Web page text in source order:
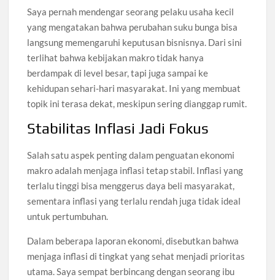
Saya pernah mendengar seorang pelaku usaha kecil
yang mengatakan bahwa perubahan suku bunga bisa
langsung memengaruhi keputusan bisnisnya. Dari sini
terlihat bahwa kebijakan makro tidak hanya
berdampak di level besar, tapi juga sampai ke
kehidupan sehari-hari masyarakat. Ini yang membuat
topik ini terasa dekat, meskipun sering dianggap rumit.
Stabilitas Inflasi Jadi Fokus
Salah satu aspek penting dalam penguatan ekonomi
makro adalah menjaga inflasi tetap stabil. Inflasi yang
terlalu tinggi bisa menggerus daya beli masyarakat,
sementara inflasi yang terlalu rendah juga tidak ideal
untuk pertumbuhan.
Dalam beberapa laporan ekonomi, disebutkan bahwa
menjaga inflasi di tingkat yang sehat menjadi prioritas
utama. Saya sempat berbincang dengan seorang ibu